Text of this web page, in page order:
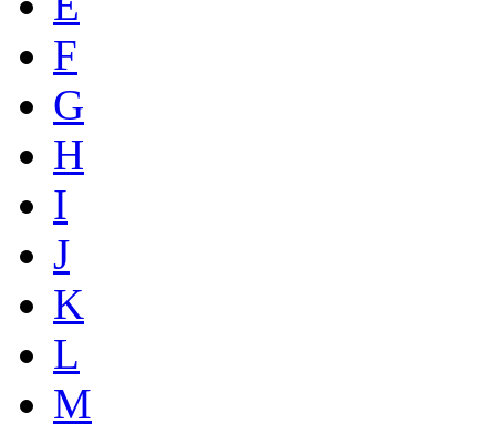
F
G
H
I
J
K
L
M